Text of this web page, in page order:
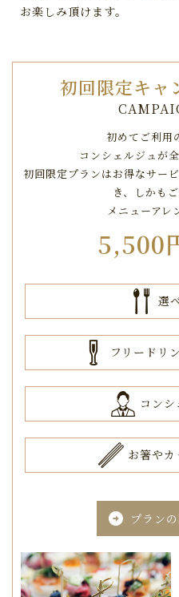
お楽しみ頂けます。
初回限定キャ
初めてご利用
コンシェルジュが
初回限定プランはお得なサー
き、
しかも
メニューアレ
5,500
選
フリードリ
コン
お箸や
 プラン